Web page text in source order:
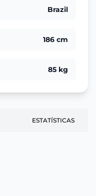
Brazil
186 cm
85 kg
ESTATÍSTICAS